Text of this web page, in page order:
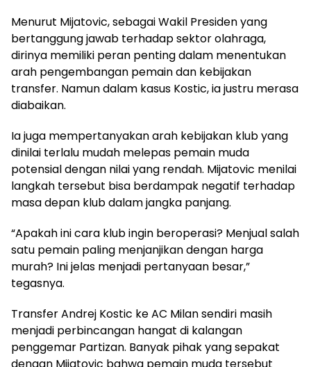
Menurut Mijatovic, sebagai Wakil Presiden yang
bertanggung jawab terhadap sektor olahraga,
dirinya memiliki peran penting dalam menentukan
arah pengembangan pemain dan kebijakan
transfer. Namun dalam kasus Kostic, ia justru merasa
diabaikan.
Ia juga mempertanyakan arah kebijakan klub yang
dinilai terlalu mudah melepas pemain muda
potensial dengan nilai yang rendah. Mijatovic menilai
langkah tersebut bisa berdampak negatif terhadap
masa depan klub dalam jangka panjang.
“Apakah ini cara klub ingin beroperasi? Menjual salah
satu pemain paling menjanjikan dengan harga
murah? Ini jelas menjadi pertanyaan besar,”
tegasnya.
Transfer Andrej Kostic ke AC Milan sendiri masih
menjadi perbincangan hangat di kalangan
penggemar Partizan. Banyak pihak yang sepakat